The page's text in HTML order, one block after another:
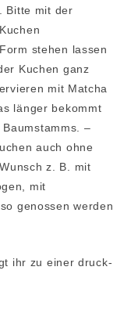
Bitte mit der
stehen lassen
Kuchen ganz
mit Matcha
länger bekommt
–
auch ohne
z. B. mit
mit
genossen werden
ihr zu einer druck-